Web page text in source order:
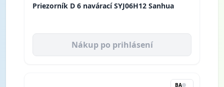
Priezorník D 6 navárací SYJ06H12 Sanhua
Nákup po prihlásení
BA